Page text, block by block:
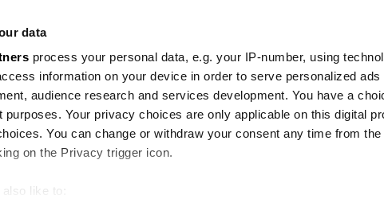
data
process your personal data, e.g. your IP-number, using
information on your device in order to serve personalized ads
audience research and services development. You have a
purposes. Your privacy choices are only applicable on this digital
You can change or withdraw your consent any time from
on the Privacy trigger icon.
like to: